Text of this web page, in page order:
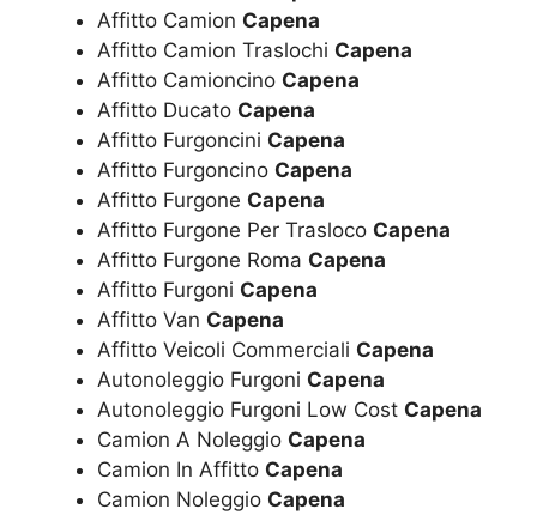
Affitto Camion Capena
Affitto Camion Traslochi Capena
Affitto Camioncino Capena
Affitto Ducato Capena
Affitto Furgoncini Capena
Affitto Furgoncino Capena
Affitto Furgone Capena
Affitto Furgone Per Trasloco Capena
Affitto Furgone Roma Capena
Affitto Furgoni Capena
Affitto Van Capena
Affitto Veicoli Commerciali Capena
Autonoleggio Furgoni Capena
Autonoleggio Furgoni Low Cost Capena
Camion A Noleggio Capena
Camion In Affitto Capena
Camion Noleggio Capena